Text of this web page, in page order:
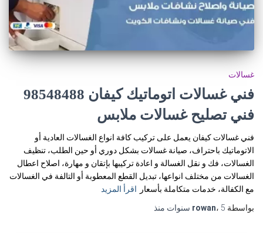
غسالات
فني غسالات اتوماتيك كيفان 98548488
فني تصليح غسالات ملابس
فني غسالات كيفان يعمل على تركيب كافة انواع الغسالات العادية أو
الاتوماتيك باحتراف، صيانة غسالات بشكل دوري أو حين الطلب، تنظيف
الغسالات، فك و نقل الغسالة و اعادة تركيبها بإتقان و مهارة، اصلاح اعطال
الغسالات من مختلف انواعها، تبديل القطع المعطوبة أو التالفة في الغسالات
مع الكفالة، خدمات متكاملة بأسعار
اقرأ المزيد
بواسطة
rowan، 5 سنوات منذ